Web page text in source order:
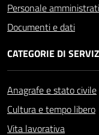
Personale
Documenti e dati
CATEGORIE DI
Anagrafe e stato civile
Cultura e tempo libero
Vita lavorativa